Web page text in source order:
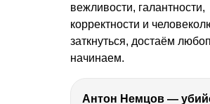
вежливости, галантности,
корректности и
заткнуться, достаём
начинаем.